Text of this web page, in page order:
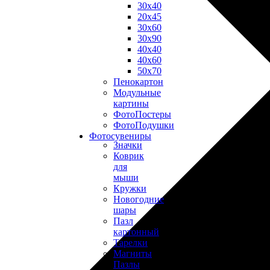
30х40
20х45
30х60
30х90
40х40
40х60
50х70
Пенокартон
Модульные
картины
ФотоПостеры
ФотоПодушки
Фотоcувениры
Значки
Коврик
для
мыши
Кружки
Новогодние
шары
Пазл
картонный
Тарелки
Магниты
Пазлы